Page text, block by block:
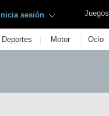
Juegos
Inicia sesión
Deportes | Motor | Ocio